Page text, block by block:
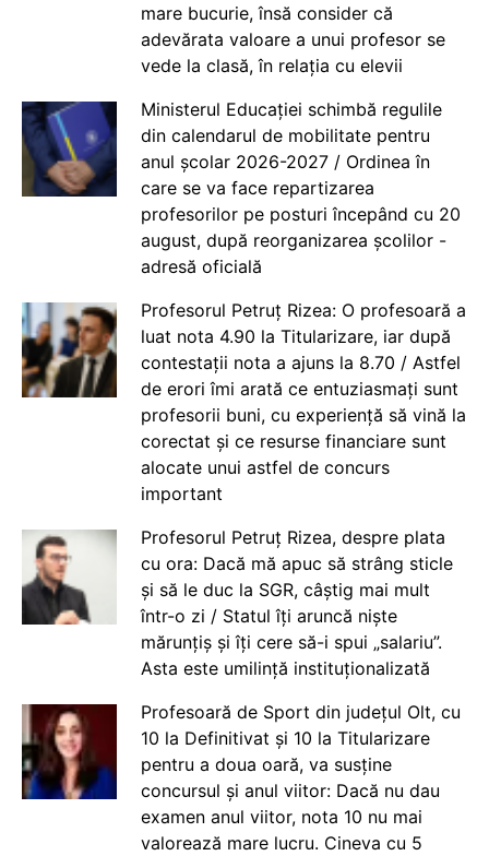
mare bucurie, însă consider că
adevărata valoare a unui profesor se
vede la clasă, în relația cu elevii
Ministerul Educației schimbă regulile
din calendarul de mobilitate pentru
anul școlar 2026-2027 / Ordinea în
care se va face repartizarea
profesorilor pe posturi începând cu 20
august, după reorganizarea școlilor -
adresă oficială
Profesorul Petruț Rizea: O profesoară a
luat nota 4.90 la Titularizare, iar după
contestații nota a ajuns la 8.70 / Astfel
de erori îmi arată ce entuziasmați sunt
profesorii buni, cu experiență să vină la
corectat și ce resurse financiare sunt
alocate unui astfel de concurs
important
Profesorul Petruț Rizea, despre plata
cu ora: Dacă mă apuc să strâng sticle
și să le duc la SGR, câștig mai mult
într-o zi / Statul îți aruncă niște
mărunțiș și îți cere să-i spui „salariu”.
Asta este umilință instituționalizată
Profesoară de Sport din județul Olt, cu
10 la Definitivat și 10 la Titularizare
pentru a doua oară, va susține
concursul și anul viitor: Dacă nu dau
examen anul viitor, nota 10 nu mai
valorează mare lucru. Cineva cu 5